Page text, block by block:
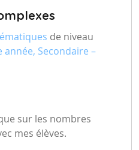
de niveau
année, Secondaire –
sur les nombres
mes élèves.